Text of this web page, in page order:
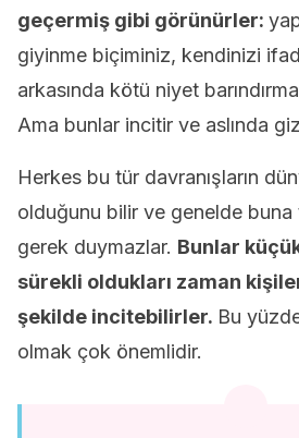
geçermiş gibi görünürler:
giyinme biçiminiz, kendinizi
arkasında kötü niyet
Ama bunlar incitir ve aslında
Herkes bu tür davranışların
olduğunu bilir ve genelde
gerek duymazlar. Bunlar
sürekli oldukları zaman
şekilde incitebilirler. Bu
olmak çok önemlidir.